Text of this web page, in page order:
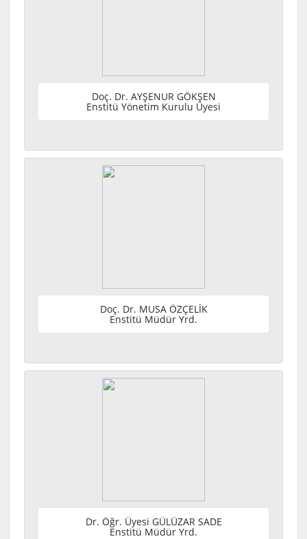
Doç. Dr. AYŞENUR GÖKŞEN
Enstitü Yönetim Kurulu Üyesi
Doç. Dr. MUSA ÖZÇELİK
Enstitü Müdür Yrd.
Dr. Öğr. Üyesi GÜLÜZAR SADE
Enstitü Müdür Yrd.